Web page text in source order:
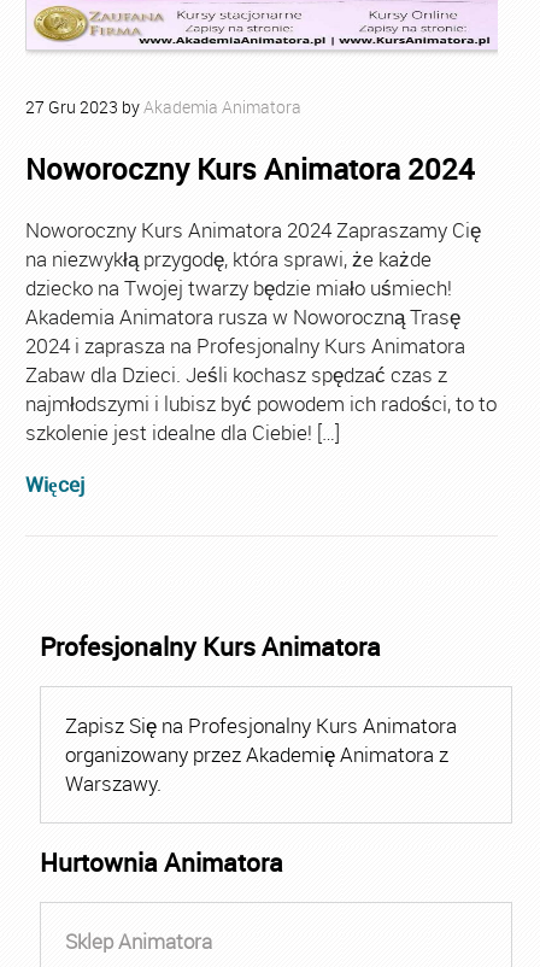
27 Gru 2023 byAkademia Animatora
Noworoczny Kurs Animatora 2024
Noworoczny Kurs Animatora 2024 Zapraszamy Cię
na niezwykłą przygodę, która sprawi, że każde
dziecko na Twojej twarzy będzie miało uśmiech!
Akademia Animatora rusza w Noworoczną Trasę
2024 i zaprasza na Profesjonalny Kurs Animatora
Zabaw dla Dzieci. Jeśli kochasz spędzać czas z
najmłodszymi i lubisz być powodem ich radości, to to
szkolenie jest idealne dla Ciebie! […]
Więcej
Profesjonalny Kurs Animatora
Zapisz Się na Profesjonalny Kurs Animatora
organizowany przez Akademię Animatora z
Warszawy.
Hurtownia Animatora
Sklep Animatora